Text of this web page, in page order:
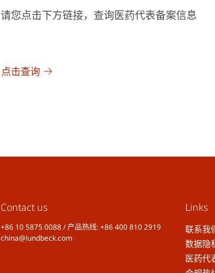
请您点击下方链接，查询医药代表备案信息
点击查询
Contact us
+86 10 5875 0088 / 产品热线: +86 400 810 2919
china@lundbeck.com
Links
联系我
数据隐
医药代